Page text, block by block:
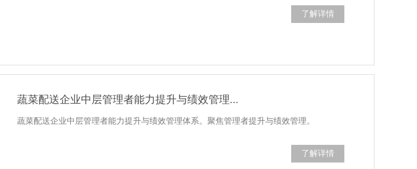
了解详情
蔬菜配送企业中层管理者能力提升与绩效管理...
蔬菜配送企业中层管理者能力提升与绩效管理体系。聚焦管理者提升与绩效管理。
了解详情